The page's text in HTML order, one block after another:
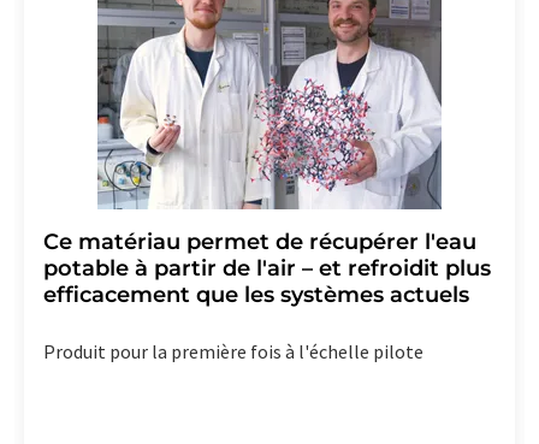
Ce matériau permet de récupérer l'eau
potable à partir de l'air – et refroidit plus
efficacement que les systèmes actuels
Produit pour la première fois à l'échelle pilote